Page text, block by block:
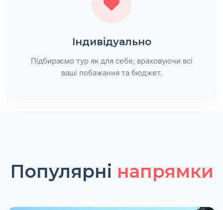
Індивідуально
Підбираємо тур як для себе, враховуючи всі
ваші побажання та бюджет.
Популярні напрямки